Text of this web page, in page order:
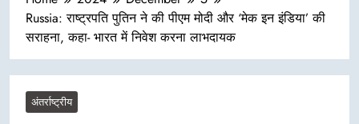
Russia: राष्ट्रपति पुतिन ने की पीएम मोदी और ‘मेक इन इंडिया’ की
सराहना, कहा- भारत में निवेश करना लाभदायक
अंतर्राष्ट्रीय